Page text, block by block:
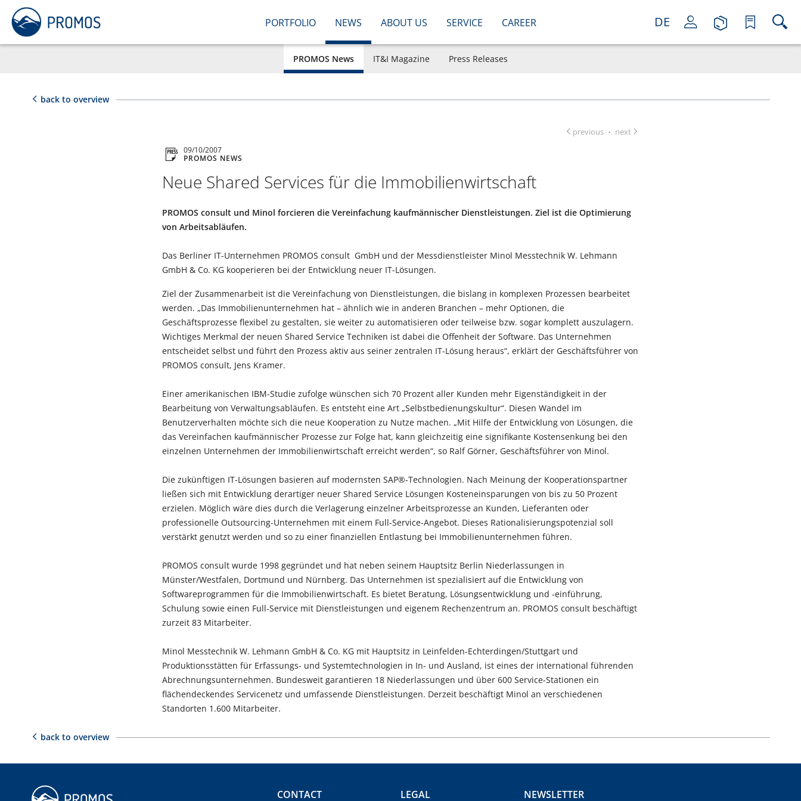
PORTFOLIO NEWS ABOUT US SERVICE CAREER DE
PROMOS News IT&I Magazine Press Releases
back to overview
previous · next
09/10/2007
PROMOS NEWS
Neue Shared Services für die Immobilienwirtschaft
PROMOS consult und Minol forcieren die Vereinfachung kaufmännischer Dienstleistungen. Ziel ist die Optimierung
von Arbeitsabläufen.
Das Berliner IT-Unternehmen PROMOS consult GmbH und der Messdienstleister Minol Messtechnik W. Lehmann
GmbH & Co. KG kooperieren bei der Entwicklung neuer IT-Lösungen.
Ziel der Zusammenarbeit ist die Vereinfachung von Dienstleistungen, die bislang in komplexen Prozessen bearbeitet
werden. „Das Immobilienunternehmen hat – ähnlich wie in anderen Branchen – mehr Optionen, die
Geschäftsprozesse flexibel zu gestalten, sie weiter zu automatisieren oder teilweise bzw. sogar komplett auszulagern.
Wichtiges Merkmal der neuen Shared Service Techniken ist dabei die Offenheit der Software. Das Unternehmen
entscheidet selbst und führt den Prozess aktiv aus seiner zentralen IT-Lösung heraus“, erklärt der Geschäftsführer von
PROMOS consult, Jens Kramer.
Einer amerikanischen IBM-Studie zufolge wünschen sich 70 Prozent aller Kunden mehr Eigenständigkeit in der
Bearbeitung von Verwaltungsabläufen. Es entsteht eine Art „Selbstbedienungskultur“. Diesen Wandel im
Benutzerverhalten möchte sich die neue Kooperation zu Nutze machen. „Mit Hilfe der Entwicklung von Lösungen, die
das Vereinfachen kaufmännischer Prozesse zur Folge hat, kann gleichzeitig eine signifikante Kostensenkung bei den
einzelnen Unternehmen der Immobilienwirtschaft erreicht werden“, so Ralf Görner, Geschäftsführer von Minol.
Die zukünftigen IT-Lösungen basieren auf modernsten SAP®-Technologien. Nach Meinung der Kooperationspartner
ließen sich mit Entwicklung derartiger neuer Shared Service Lösungen Kosteneinsparungen von bis zu 50 Prozent
erzielen. Möglich wäre dies durch die Verlagerung einzelner Arbeitsprozesse an Kunden, Lieferanten oder
professionelle Outsourcing-Unternehmen mit einem Full-Service-Angebot. Dieses Rationalisierungspotenzial soll
verstärkt genutzt werden und so zu einer finanziellen Entlastung bei Immobilienunternehmen führen.
PROMOS consult wurde 1998 gegründet und hat neben seinem Hauptsitz Berlin Niederlassungen in
Münster/Westfalen, Dortmund und Nürnberg. Das Unternehmen ist spezialisiert auf die Entwicklung von
Softwareprogrammen für die Immobilienwirtschaft. Es bietet Beratung, Lösungsentwicklung und -einführung,
Schulung sowie einen Full-Service mit Dienstleistungen und eigenem Rechenzentrum an. PROMOS consult beschäftigt
zurzeit 83 Mitarbeiter.
Minol Messtechnik W. Lehmann GmbH & Co. KG mit Hauptsitz in Leinfelden-Echterdingen/Stuttgart und
Produktionsstätten für Erfassungs- und Systemtechnologien in In- und Ausland, ist eines der international führenden
Abrechnungsunternehmen. Bundesweit garantieren 18 Niederlassungen und über 600 Service-Stationen ein
flächendeckendes Servicenetz und umfassende Dienstleistungen. Derzeit beschäftigt Minol an verschiedenen
Standorten 1.600 Mitarbeiter.
back to overview
CONTACT LEGAL NEWSLETTER